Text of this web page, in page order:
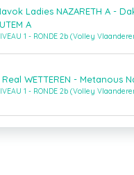
Ladies NAZARETH A -
A
1 - RONDE 2b (Volley
WETTEREN - Metanous
1 - RONDE 2b (Volley